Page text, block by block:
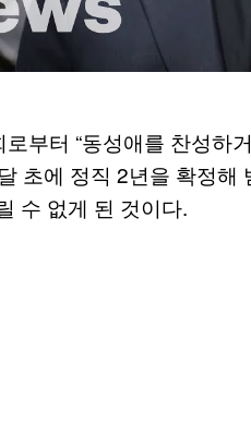
부터 “동성애를 찬성하
초에 정직 2년을 확정해
수 없게 된 것이다.